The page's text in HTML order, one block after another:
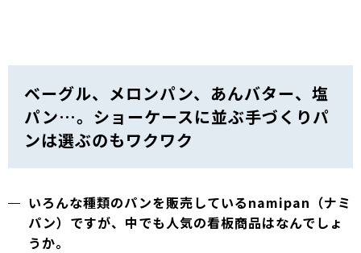
ベーグル、メロンパン、あんバター、塩
パン…。ショーケースに並ぶ手づくりパ
ンは選ぶのもワクワク
いろんな種類のパンを販売しているnamipan（ナミ
パン）ですが、中でも人気の看板商品はなんでしょ
うか。